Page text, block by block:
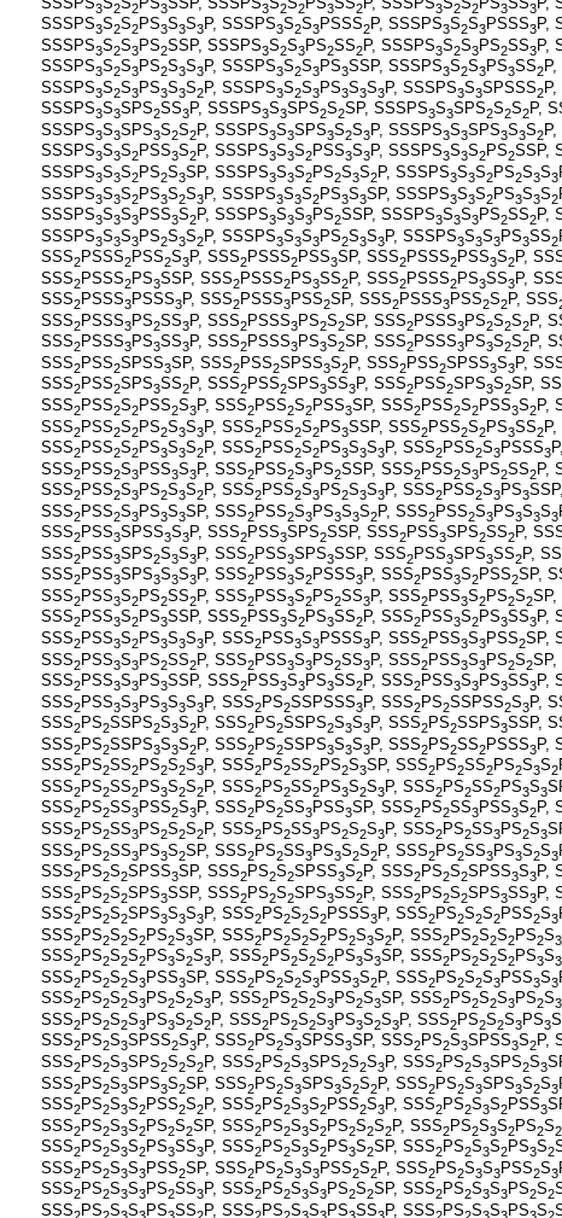
3 2 2 3 3 2 2 3 2 3 2 2 3 3
SSSPS3S2S2PS3S3S3P, SSSPS3S2S3PSSS2P, SSSPS3S2S3PSSS3P,
SSSPS3S2S3PS2SSP, SSSPS3S2S3PS2SS2P, SSSPS3S2S3PS2SS3P,
SSSPS3S2S3PS2S3S3P, SSSPS3S2S3PS3SSP, SSSPS3S2S3PS3SS2P,
SSSPS3S2S3PS3S3S2P, SSSPS3S2S3PS3S3S3P, SSSPS3S3SPSSS2P,
SSSPS3S3SPS2SS3P, SSSPS3S3SPS2S2SP, SSSPS3S3SPS2S2S2P,
SSSPS3S3SPS3S2S2P, SSSPS3S3SPS3S2S3P, SSSPS3S3SPS3S3S2P,
SSSPS3S3S2PSS3S2P, SSSPS3S3S2PSS3S3P, SSSPS3S3S2PS2SSP,
SSSPS3S3S2PS2S3SP, SSSPS3S3S2PS2S3S2P, SSSPS3S3S2PS2S3S3
SSSPS3S3S2PS3S2S3P, SSSPS3S3S2PS3S3SP, SSSPS3S3S2PS3S3S2
SSSPS3S3S3PSS3S2P, SSSPS3S3S3PS2SSP, SSSPS3S3S3PS2SS2P,
SSSPS3S3S3PS2S3S2P, SSSPS3S3S3PS2S3S3P, SSSPS3S3S3PS3SS2
SSS2PSSS2PSS2S3P, SSS2PSSS2PSS3SP, SSS2PSSS2PSS3S2P,
SSS2PSSS2PS3SSP, SSS2PSSS2PS3SS2P, SSS2PSSS2PS3SS3P,
SSS2PSSS3PSSS3P, SSS2PSSS3PSS2SP, SSS2PSSS3PSS2S2P, SSS
SSS2PSSS3PS2SS3P, SSS2PSSS3PS2S2SP, SSS2PSSS3PS2S2S2P,
SSS2PSSS3PS3SS3P, SSS2PSSS3PS3S2SP, SSS2PSSS3PS3S2S2P,
SSS2PSS2SPSS3SP, SSS2PSS2SPSS3S2P, SSS2PSS2SPSS3S3P,
SSS2PSS2SPS3SS2P, SSS2PSS2SPS3SS3P, SSS2PSS2SPS3S2SP,
SSS2PSS2S2PSS2S3P, SSS2PSS2S2PSS3SP, SSS2PSS2S2PSS3S2P,
SSS2PSS2S2PS2S3S3P, SSS2PSS2S2PS3SSP, SSS2PSS2S2PS3SS2P,
SSS2PSS2S2PS3S3S2P, SSS2PSS2S2PS3S3S3P, SSS2PSS2S3PSSS3
SSS2PSS2S3PSS3S3P, SSS2PSS2S3PS2SSP, SSS2PSS2S3PS2SS2P,
SSS2PSS2S3PS2S3S2P, SSS2PSS2S3PS2S3S3P, SSS2PSS2S3PS3
SSS2PSS2S3PS3S3SP, SSS2PSS2S3PS3S3S2P, SSS2PSS2S3PS3S3S3
SSS2PSS3SPSS3S3P, SSS2PSS3SPS2SSP, SSS2PSS3SPS2SS2P,
SSS2PSS3SPS2S3S3P, SSS2PSS3SPS3SSP, SSS2PSS3SPS3SS2P,
SSS2PSS3SPS3S3S3P, SSS2PSS3S2PSSS3P, SSS2PSS3S2PSS2SP,
SSS2PSS3S2PS2SS2P, SSS2PSS3S2PS2SS3P, SSS2PSS3S2PS2S2SP,
SSS2PSS3S2PS3SSP, SSS2PSS3S2PS3SS2P, SSS2PSS3S2PS3SS3P,
SSS2PSS3S2PS3S3S3P, SSS2PSS3S3PSSS3P, SSS2PSS3S3PSS2SP,
SSS2PSS3S3PS2SS2P, SSS2PSS3S3PS2SS3P, SSS2PSS3S3PS2S2SP,
SSS2PSS3S3PS3SSP, SSS2PSS3S3PS3SS2P, SSS2PSS3S3PS3SS3P,
SSS2PSS3S3PS3S3S3P, SSS2PS2SSPSSS3P, SSS2PS2SSPSS2S3P,
SSS2PS2SSPS2S3S2P, SSS2PS2SSPS2S3S3P, SSS2PS2SSPS3SSP,
SSS2PS2SSPS3S3S2P, SSS2PS2SSPS3S3S3P, SSS2PS2SS2PSSS3P,
SSS2PS2SS2PS2S2S3P, SSS2PS2SS2PS2S3SP, SSS2PS2SS2PS2S3S2
SSS2PS2SS2PS3S2S2P, SSS2PS2SS2PS3S2S3P, SSS2PS2SS2PS3S3
SSS2PS2SS3PSS2S3P, SSS2PS2SS3PSS3SP, SSS2PS2SS3PSS3S2P,
SSS2PS2SS3PS2S2S2P, SSS2PS2SS3PS2S2S3P, SSS2PS2SS3PS2S3
SSS2PS2SS3PS3S2SP, SSS2PS2SS3PS3S2S2P, SSS2PS2SS3PS3S2S3
SSS2PS2S2SPSS3SP, SSS2PS2S2SPSS3S2P, SSS2PS2S2SPSS3S3P,
SSS2PS2S2SPS3SSP, SSS2PS2S2SPS3SS2P, SSS2PS2S2SPS3SS3P,
SSS2PS2S2SPS3S3S3P, SSS2PS2S2S2PSSS3P, SSS2PS2S2S2PSS2S3
SSS2PS2S2S2PS2S3SP, SSS2PS2S2S2PS2S3S2P, SSS2PS2S2S2PS2S3
SSS2PS2S2S2PS3S2S3P, SSS2PS2S2S2PS3S3SP, SSS2PS2S2S2PS3S3
SSS2PS2S2S3PSS3SP, SSS2PS2S2S3PSS3S2P, SSS2PS2S2S3PSS3S3
SSS2PS2S2S3PS2S2S3P, SSS2PS2S2S3PS2S3SP, SSS2PS2S2S3PS2S3
SSS2PS2S2S3PS3S2S2P, SSS2PS2S2S3PS3S2S3P, SSS2PS2S2S3PS3S
SSS2PS2S3SPSS2S3P, SSS2PS2S3SPSS3SP, SSS2PS2S3SPSS3S2P,
SSS2PS2S3SPS2S2S2P, SSS2PS2S3SPS2S2S3P, SSS2PS2S3SPS2S3
SSS2PS2S3SPS3S2SP, SSS2PS2S3SPS3S2S2P, SSS2PS2S3SPS3S2S3
SSS2PS2S3S2PSS2S2P, SSS2PS2S3S2PSS2S3P, SSS2PS2S3S2PSS3
SSS2PS2S3S2PS2S2SP, SSS2PS2S3S2PS2S2S2P, SSS2PS2S3S2PS2S2
SSS2PS2S3S2PS3SS3P, SSS2PS2S3S2PS3S2SP, SSS2PS2S3S2PS3S2
SSS2PS2S3S3PSS2SP, SSS2PS2S3S3PSS2S2P, SSS2PS2S3S3PSS2S3
SSS2PS2S3S3PS2SS3P, SSS2PS2S3S3PS2S2SP, SSS2PS2S3S3PS2S2
SSS2PS2S3S3PS3SS2P, SSS2PS2S3S3PS3SS3P, SSS2PS2S3S3PS3S2